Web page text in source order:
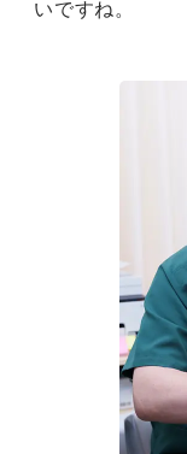
いですね。